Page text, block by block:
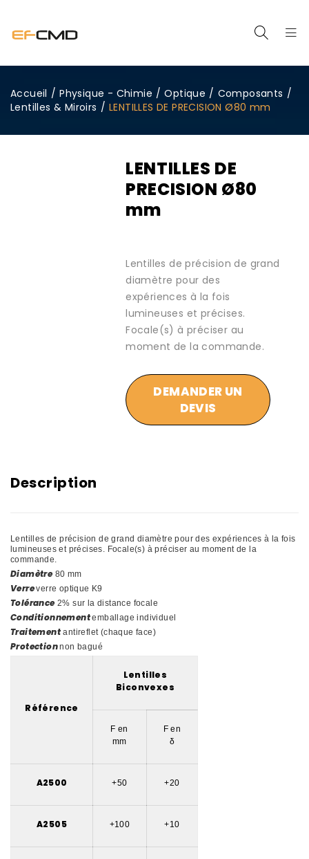
Accueil / Physique - Chimie / Optique / Composants /
Lentilles & Miroirs / LENTILLES DE PRECISION Ø80 mm
LENTILLES DE
PRECISION Ø80
mm
Lentilles de précision de grand
diamètre pour des
expériences à la fois
lumineuses et précises.
Focale(s) à préciser au
moment de la commande.
DEMANDER UN
DEVIS
Description
Lentilles de précision de grand diamètre pour des expériences à la fois
lumineuses et précises. Focale(s) à préciser au moment de la
commande.
Diamètre80 mm
Verreverre optique K9
Tolérance2% sur la distance focale
Conditionnementemballage individuel
Traitementantireflet (chaque face)
Protectionnon bagué
Référence
Lentilles
Biconvexes
F en
mm
F en
δ
A2500 +50 +20
A2505 +100 +10